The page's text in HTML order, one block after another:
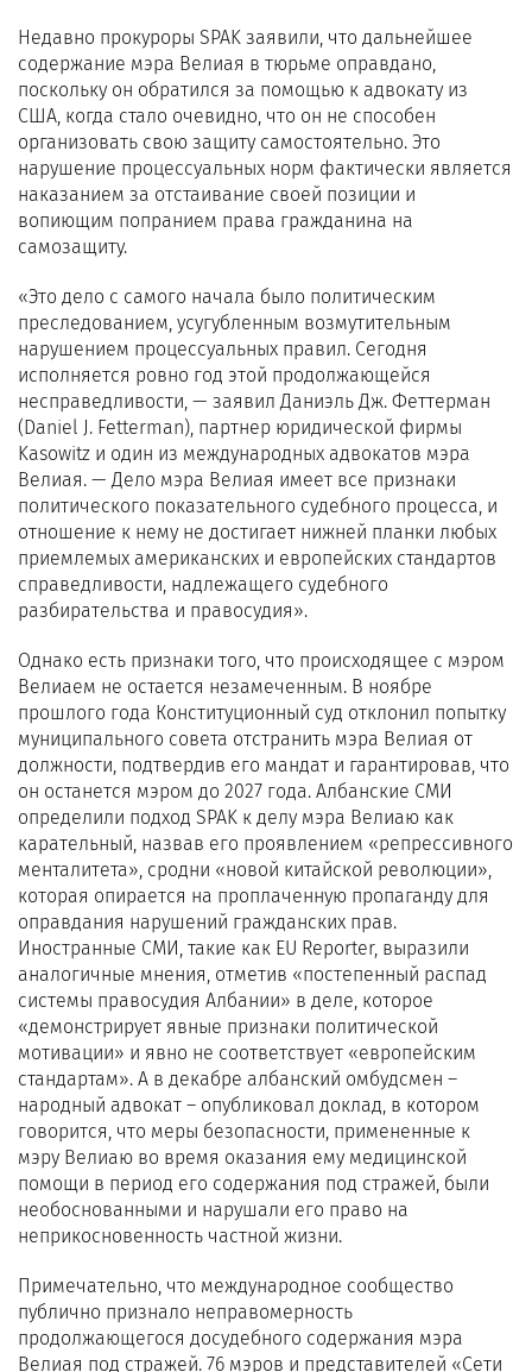
Недавно прокуроры SPAK заявили, что дальнейшее
содержание мэра Велиая в тюрьме оправдано,
поскольку он обратился за помощью к адвокату из
США, когда стало очевидно, что он не способен
организовать свою защиту самостоятельно. Это
нарушение процессуальных норм фактически является
наказанием за отстаивание своей позиции и
вопиющим попранием права гражданина на
самозащиту.
«Это дело с самого начала было политическим
преследованием, усугубленным возмутительным
нарушением процессуальных правил. Сегодня
исполняется ровно год этой продолжающейся
несправедливости, — заявил Даниэль Дж. Феттерман
(Daniel J. Fetterman), партнер юридической фирмы
Kasowitz и один из международных адвокатов мэра
Велиая. — Дело мэра Велиая имеет все признаки
политического показательного судебного процесса, и
отношение к нему не достигает нижней планки любых
приемлемых американских и европейских стандартов
справедливости, надлежащего судебного
разбирательства и правосудия».
Однако есть признаки того, что происходящее с мэром
Велиаем не остается незамеченным. В ноябре
прошлого года Конституционный суд отклонил попытку
муниципального совета отстранить мэра Велиая от
должности, подтвердив его мандат и гарантировав, что
он останется мэром до 2027 года. Албанские СМИ
определили подход SPAK к делу мэра Велиаю как
карательный, назвав его проявлением «репрессивного
менталитета», сродни «новой китайской революции»,
которая опирается на проплаченную пропаганду для
оправдания нарушений гражданских прав.
Иностранные СМИ, такие как EU Reporter, выразили
аналогичные мнения, отметив «постепенный распад
системы правосудия Албании» в деле, которое
«демонстрирует явные признаки политической
мотивации» и явно не соответствует «европейским
стандартам». А в декабре албанский омбудсмен –
народный адвокат – опубликовал доклад, в котором
говорится, что меры безопасности, примененные к
мэру Велиаю во время оказания ему медицинской
помощи в период его содержания под стражей, были
необоснованными и нарушали его право на
неприкосновенность частной жизни.
Примечательно, что международное сообщество
публично признало неправомерность
продолжающегося досудебного содержания мэра
Велиая под стражей. 76 мэров и представителей «Сети